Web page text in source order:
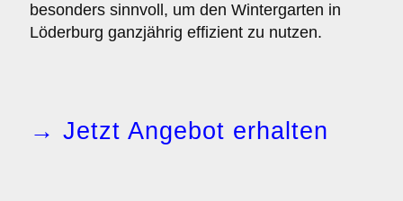
besonders sinnvoll, um den Wintergarten in
Löderburg ganzjährig effizient zu nutzen.
→ Jetzt Angebot erhalten